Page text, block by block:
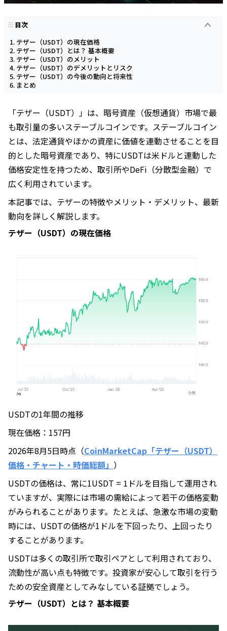
目次
テザー（USDT）の現在価格
テザー（USDT）とは？ 基本概要
テザー（USDT）のメリット
テザー（USDT）のデメリットとリスク
テザー（USDT）の今後の動向と将来性
まとめ
「テザー（USDT）」は、暗号資産（仮想通貨）市場で最
も取引量の多いステーブルコインです。ステーブルコイン
とは、法定通貨やほかの資産に価値を連動させることを目
的とした暗号資産であり、特にUSDTは米ドルと連動した
価格安定性を持つため、取引所やDeFi（分散型金融）で
広く利用されています。
本記事では、テザーの特徴やメリット・デメリット、最新
動向を詳しく解説します。
テザー（USDT）の現在価格
USDTの1年間の推移
現在価格：157円
2026年8月5日時点（CoinMarketCap「テザー（USDT）
価格・チャート・時価総額」 ）
USDTの価格は、常に1USDT = 1ドルを目指して運用され
ていますが、実際には市場の需給によって若干の価格変動
がみられることがあります。たとえば、急激な市場の変動
時には、USDTの価格が1ドルを下回ったり、上回ったり
することがあります。
USDTは多くの取引所で取引ペアとして利用されており、
流動性が高い点も特徴です。投資家が安心して取引を行う
ための安全資産としてみなしている証拠でしょう。
テザー（USDT）とは？ 基本概要